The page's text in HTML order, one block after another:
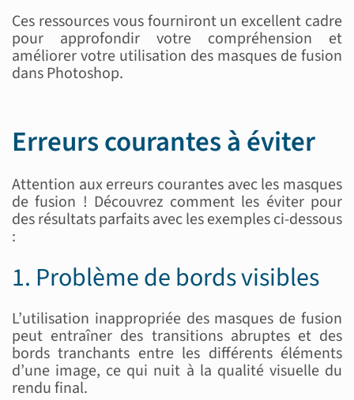
Ces ressources vous fourniront un excellent cadre
pour approfondir votre compréhension et
améliorer votre utilisation des masques de fusion
dans Photoshop.
Erreurs courantes à éviter
Attention aux erreurs courantes avec les masques
de fusion ! Découvrez comment les éviter pour
des résultats parfaits avec les exemples ci-dessous
:
1. Problème de bords visibles
L’utilisation inappropriée des masques de fusion
peut entraîner des transitions abruptes et des
bords tranchants entre les différents éléments
d’une image, ce qui nuit à la qualité visuelle du
rendu final.